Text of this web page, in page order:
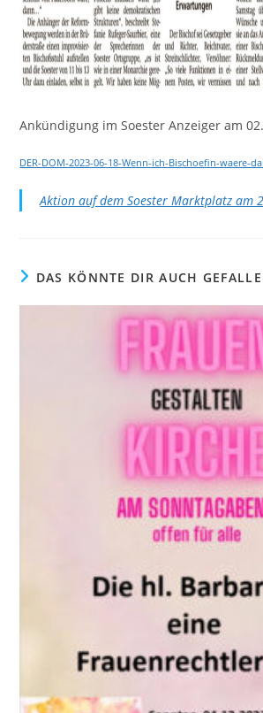
Ankündigung im Soester Anzeiger am
DER-DOM-2023-06-18-Wenn-ich-Bischoefin-waere-
Aktion auf dem Soester Marktplatz am
DAS KÖNNTE DIR AUCH